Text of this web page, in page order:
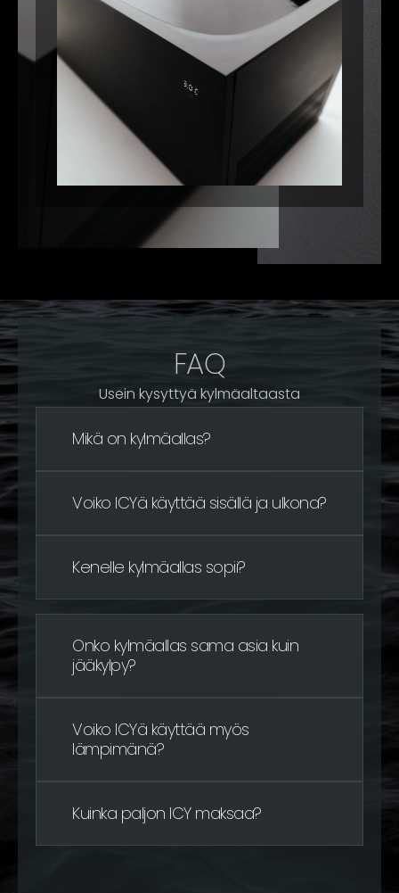
FAQ
Usein kysyttyä kylmäaltaasta
Mikä on kylmäallas?
Voiko ICYä käyttää sisällä ja ulkona?
Kenelle kylmäallas sopii?
Onko kylmäallas sama asia kuin
jääkylpy?
Voiko ICYä käyttää myös
lämpimänä?
Kuinka paljon ICY maksaa?